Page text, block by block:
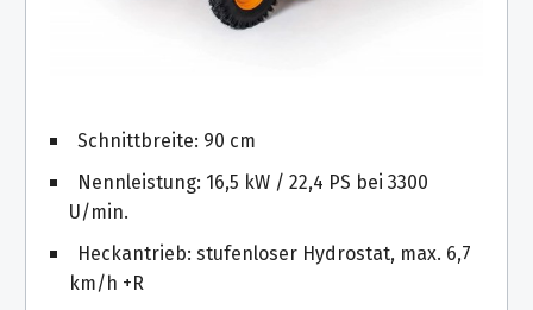
Schnittbreite: 90 cm
Nennleistung: 16,5 kW / 22,4 PS bei 3300
U/min.
Heckantrieb: stufenloser Hydrostat, max. 6,7
km/h +R